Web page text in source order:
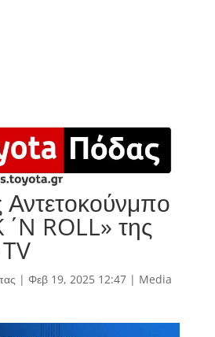
Αντετοκούνμπο
΄N ROLL» της
| Φεβ 19, 2025 12:47| Media